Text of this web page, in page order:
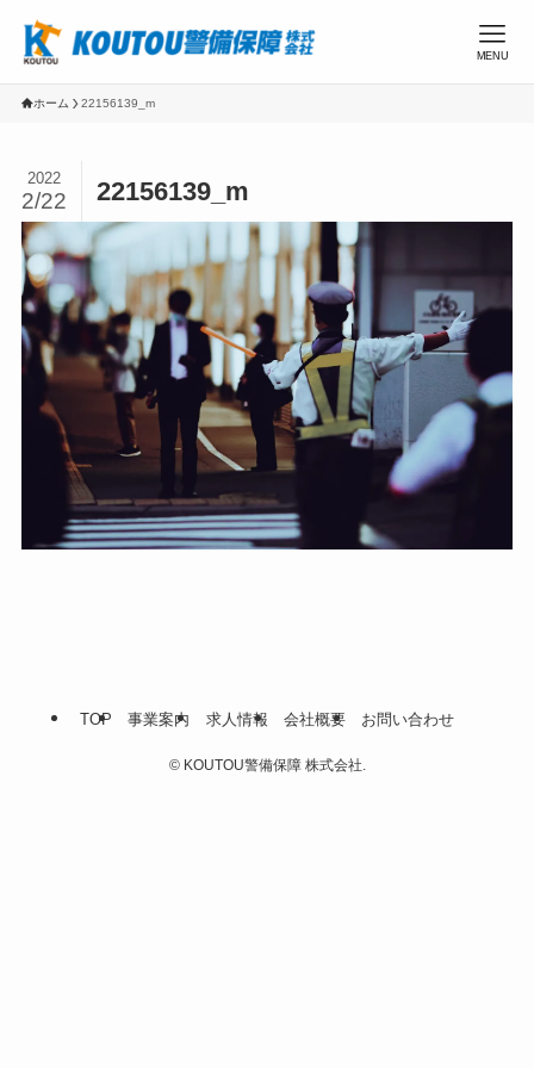
MENU
ホーム 22156139_m
22156139_m
2022
2/22
TOP 事業案内 求人情報 会社概要 お問い合わせ
©KOUTOU警備保障 株式会社.